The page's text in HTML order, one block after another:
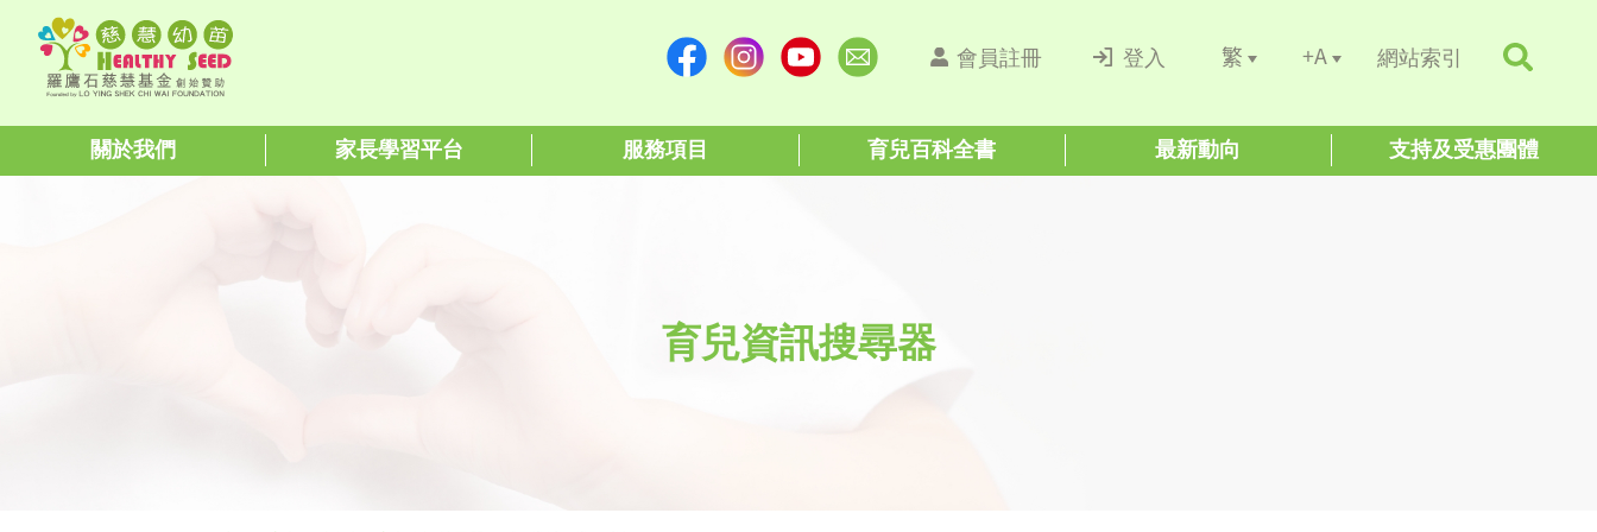
會員註冊 登入 繁 +A 網站索引
關於我們 家長學習平台 服務項目 育兒百科全書 最新動向 支持及受惠團體
育兒資訊搜尋器